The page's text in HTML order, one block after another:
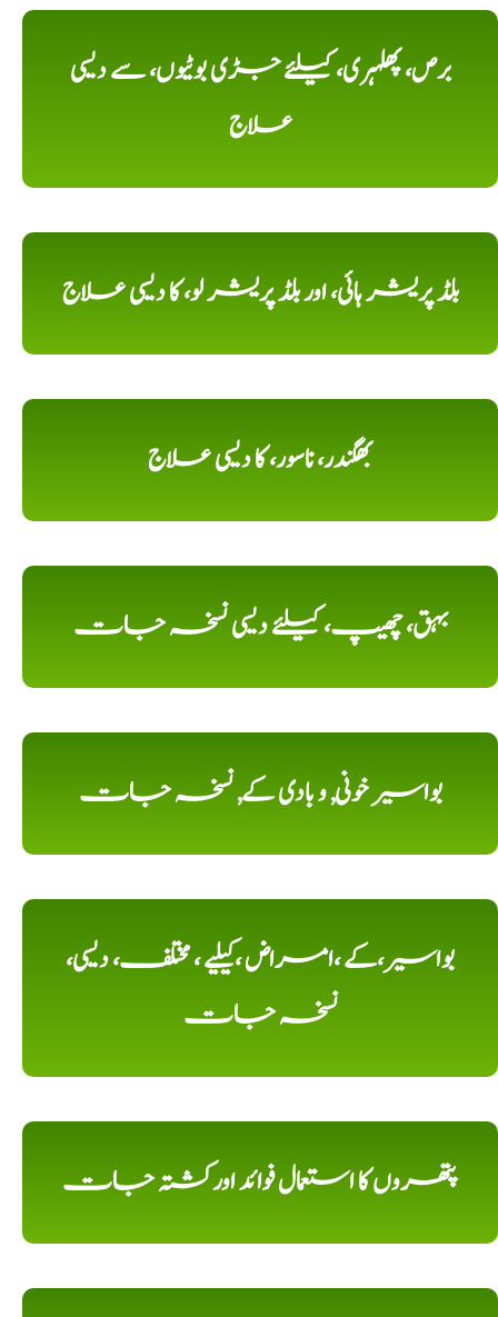
برص، پھلہری، کیلئے جڑی بوٹیوں، سے دیسی
علاج
بلڈ پریشر ہائی، اور بلڈ پریشر لو، کا دیسی علاج
بھگندر، ناسور، کا دیسی علاج
بہق، چھیپ، کیلئے دیسی نسخہ جات
بواسیر خونی, و بادی کے, نسخہ جات
بواسیر،کے ،امراض ،کیلیے ، مختلف، دیسی،
نسخہ جات
پتھروں کا استعمال فوائد اورکشتہ جات